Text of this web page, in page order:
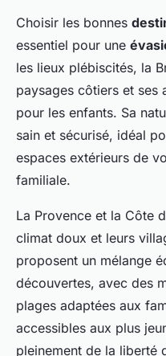
Choisir les bonnes
essentiel pour une
les lieux plébiscités, la
paysages côtiers et ses
pour les enfants. Sa
sain et sécurisé, idéal
espaces extérieurs de
familiale.
La Provence et la Côte
climat doux et leurs
proposent un mélange
découvertes, avec des
plages adaptées aux
accessibles aux plus
pleinement de la liberté